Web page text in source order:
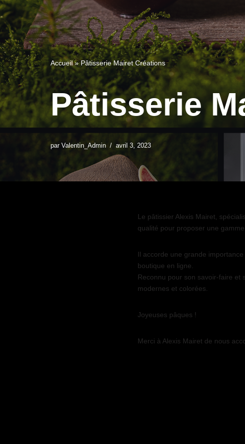
Accueil»Pâtisserie Mairet Créations
Pâtisserie
par Valentin_Admin avril 3, 2023
Le pâtissier Alexis Mairet,
qualité pour proposer une
Il accorde une grande
boutique en ligne.
Reconnu pour son savoir-faire et
modernes et colorées.
Joyeuses pâques !
Merci à Alexis Mairet de nous